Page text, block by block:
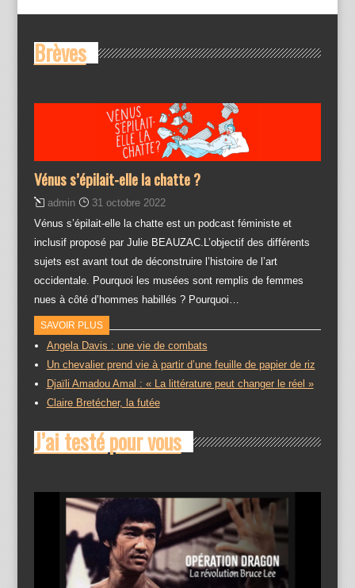
Brèves
Vénus s’épilait-elle la chatte ?
admin
31 octobre 2022
Vénus s’épilait-elle la chatte est un podcast féministe et
inclusif proposé par Julie BEAUZAC.L’objectif des différents
sujets est avant tout de déconstruire l’histoire de l’art
occidentale. Pourquoi les musées sont remplis de femmes
nues à côté d’hommes habillés ? Pourquoi…
SAVOIR PLUS
Angela Davis : une vie de combats
Un chevalier prend vie à partir d’une feuille de papier de riz
Djaïli Amadou Amal : « La littérature peut changer le réel »
Claire Bretécher, la futée
J’ai testé pour vous